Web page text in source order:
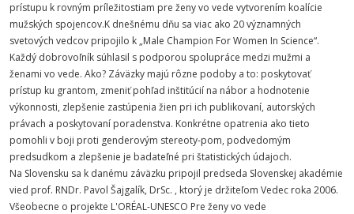
prístupu k rovným príležitostiam pre ženy vo vede vytvorením koalície
mužských spojencov.K dnešnému dňu sa viac ako 20 významných
svetových vedcov pripojilo k „Male Champion For Women In Science“.
Každý dobrovoľník súhlasil s podporou spolupráce medzi mužmi a
ženami vo vede. Ako? Záväzky majú rôzne podoby a to: poskytovať
prístup ku grantom, zmeniť pohľad inštitúcií na nábor a hodnotenie
výkonnosti, zlepšenie zastúpenia žien pri ich publikovaní, autorských
právach a poskytovaní poradenstva. Konkrétne opatrenia ako tieto
pomohli v boji proti genderovým stereoty-pom, podvedomým
predsudkom a zlepšenie je badateľné pri štatistických údajoch.
Na Slovensku sa k danému záväzku pripojil predseda Slovenskej akadémie
vied prof. RNDr. Pavol Šajgalík, DrSc. , ktorý je držiteľom Vedec roka 2006.
Všeobecne o projekte L'ORÉAL-UNESCO Pre ženy vo vede